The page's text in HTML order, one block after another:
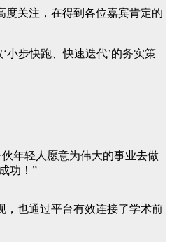
度关注，在得到各位嘉宾肯定的
小步快跑、快速迭代’的务实策
伙年轻人愿意为伟大的事业去做
功！”
，也通过平台有效连接了学术前